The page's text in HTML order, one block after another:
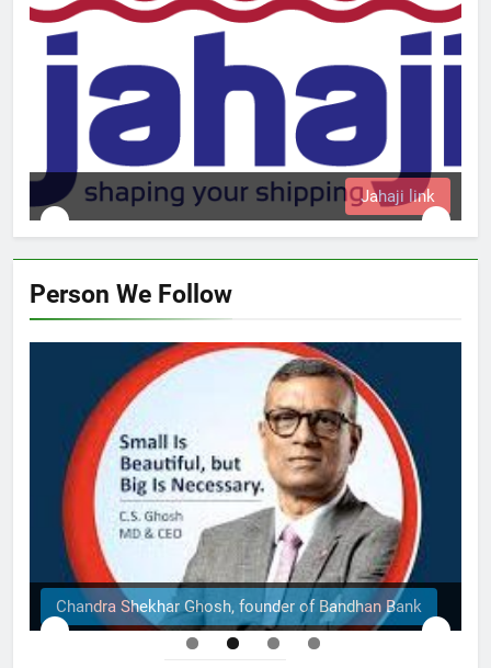
Jahaji link
Person We Follow
Shekhar Ghosh, founder of Bandhan Bank